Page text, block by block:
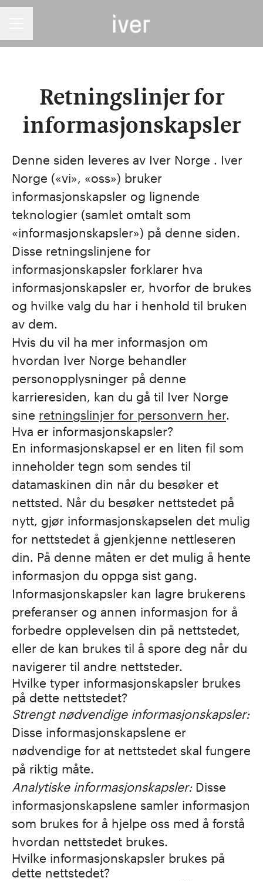
Retningslinjer for
informasjonskapsler
Denne siden leveres av Iver Norge . Iver
Norge («vi», «oss») bruker
informasjonskapsler og lignende
teknologier (samlet omtalt som
«informasjonskapsler») på denne siden.
Disse retningslinjene for
informasjonskapsler forklarer hva
informasjonskapsler er, hvorfor de brukes
og hvilke valg du har i henhold til bruken
av dem.
Hvis du vil ha mer informasjon om
hvordan Iver Norge behandler
personopplysninger på denne
karrieresiden, kan du gå til Iver Norge
sine retningslinjer for personvern her.
Hva er informasjonskapsler?
En informasjonskapsel er en liten fil som
inneholder tegn som sendes til
datamaskinen din når du besøker et
nettsted. Når du besøker nettstedet på
nytt, gjør informasjonskapselen det mulig
for nettstedet å gjenkjenne nettleseren
din. På denne måten er det mulig å hente
informasjon du oppga sist gang.
Informasjonskapsler kan lagre brukerens
preferanser og annen informasjon for å
forbedre opplevelsen din på nettstedet,
eller de kan brukes til å spore deg når du
navigerer til andre nettsteder.
Hvilke typer informasjonskapsler brukes
på dette nettstedet?
Strengt nødvendige informasjonskapsler:
Disse informasjonskapslene er
nødvendige for at nettstedet skal fungere
på riktig måte.
Analytiske informasjonskapsler:Disse
informasjonskapslene samler informasjon
som brukes for å hjelpe oss med å forstå
hvordan nettstedet brukes.
Hvilke informasjonskapsler brukes på
dette nettstedet?